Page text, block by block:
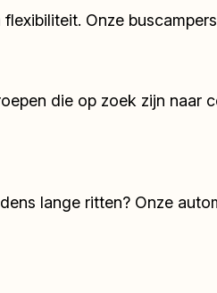
Onze
die op zoek zijn naar
lange ritten? Onze